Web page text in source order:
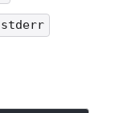
stderr